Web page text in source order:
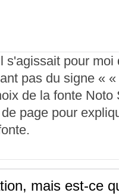
s'agissait pour moi
pas du signe «
de la fonte
page pour
mais est-ce